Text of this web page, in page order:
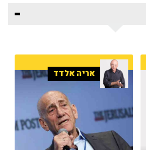
-
אריה אלדד